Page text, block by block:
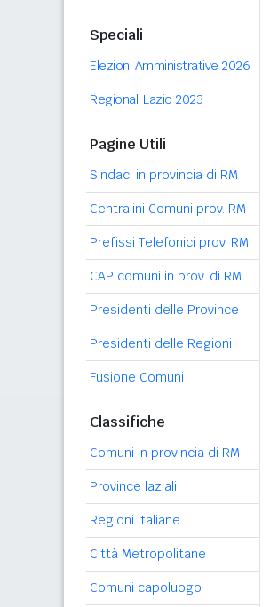
Speciali
Elezioni Amministrative 2026
Regionali Lazio 2023
Pagine Utili
Sindaci in provincia di RM
Centralini Comuni prov. RM
Prefissi Telefonici prov. RM
CAP comuni in prov. di RM
Presidenti delle Province
Presidenti delle Regioni
Fusione Comuni
Classifiche
Comuni in provincia di RM
Province laziali
Regioni italiane
Città Metropolitane
Comuni capoluogo